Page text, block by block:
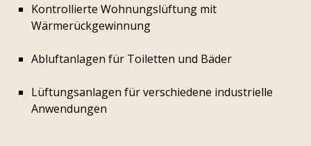
Kontrollierte Wohnungslüftung mit
Wärmerückgewinnung
Abluftanlagen für Toiletten und Bäder
Lüftungsanlagen für verschiedene industrielle
Anwendungen